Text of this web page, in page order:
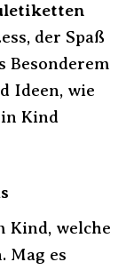
der Spaß
Besonderem
Ideen, wie
Kind
Kind, welche
Mag es